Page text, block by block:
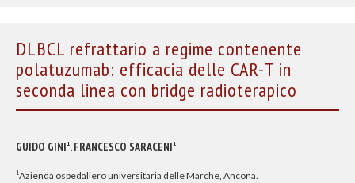
DLBCL refrattario a regime contenente
polatuzumab: efficacia delle CAR-T in
seconda linea con bridge radioterapico
GUIDO GINI 1, FRANCESCO SARACENI 1
1 Azienda ospedaliero universitaria delle Marche, Ancona.